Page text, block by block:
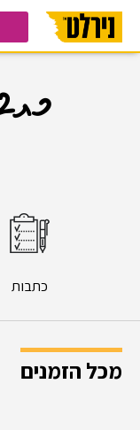
כתבות
מכל הזמנים